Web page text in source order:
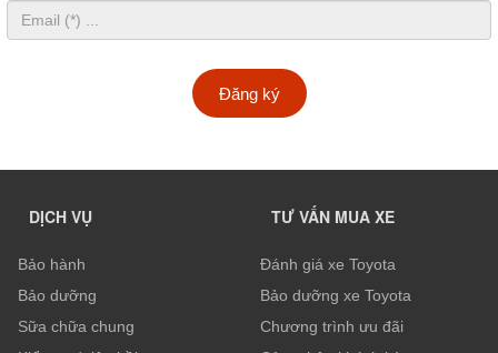
Đăng ký
DỊCH VỤ
Bảo hành
Bảo dưỡng
Sữa chữa chung
TƯ VẤN MUA XE
Đánh giá xe Toyota
Bảo dưỡng xe Toyota
Chương trình ưu đãi